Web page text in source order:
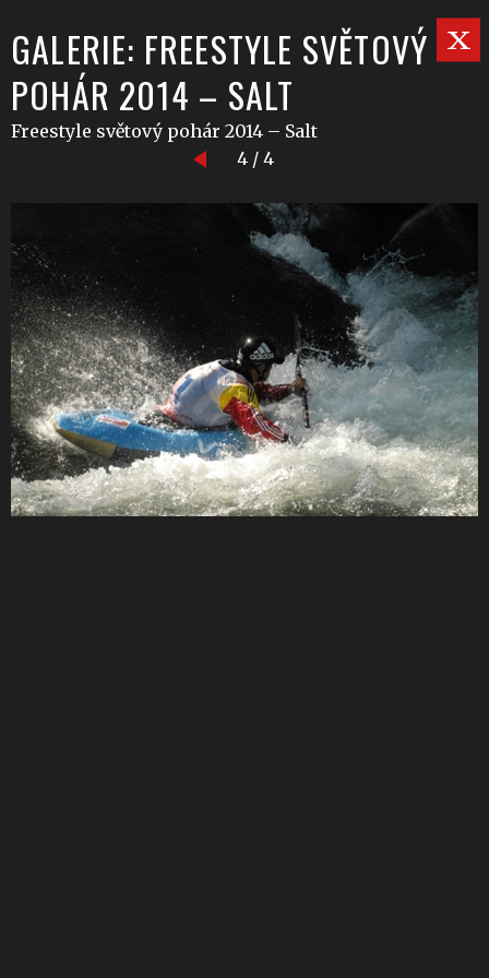
GALERIE: FREESTYLE SVĚTOVÝ
POHÁR 2014 – SALT
Freestyle světový pohár 2014 – Salt
4 / 4